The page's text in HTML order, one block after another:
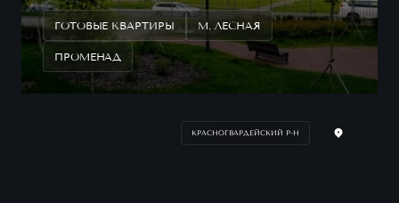
ГОТОВЫЕ КВАРТИРЫ М. ЛЕСНАЯ
ПРОМЕНАД
КРАСНОГВАРДЕЙСКИЙ Р-Н